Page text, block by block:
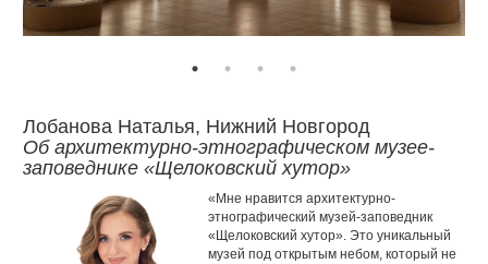
Лобанова Наталья, Нижний Новгород
Об архитектурно-этнографическом музее-
заповеднике «Щелоковский хутор»
«Мне нравится архитектурно-
этнографический музей-заповедник
«Щелоковский хутор». Это уникальный
музей под открытым небом, который не